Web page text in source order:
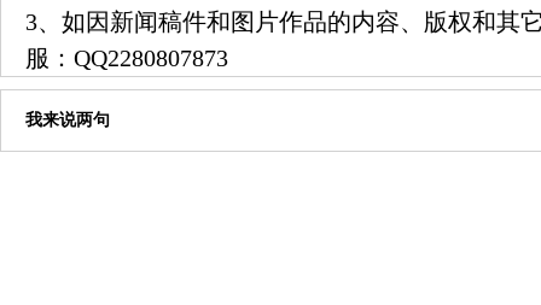
3、如因新闻稿件和图片作品的内容、版权和其
服： QQ2280807873
我来说两句